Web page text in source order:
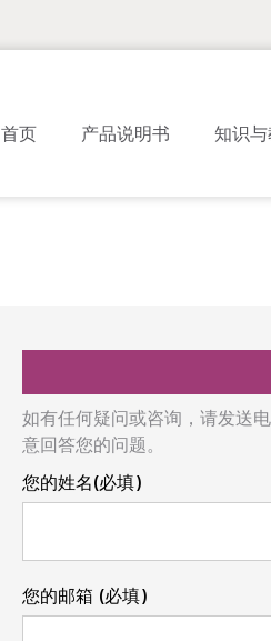
首页 产品说明书 知识
如有任何疑问或咨询，请发送
意回答您的问题。
您的姓名(必填)
您的邮箱 (必填)